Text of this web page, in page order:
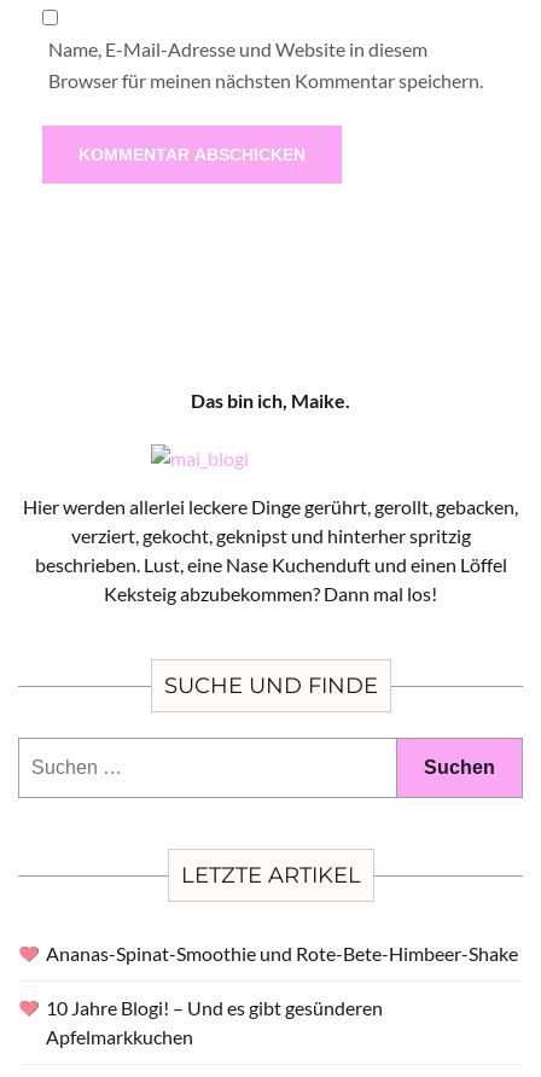
Name, E-Mail-Adresse und Website in diesem
Browser für meinen nächsten Kommentar speichern.
Das bin ich, Maike.
Hier werden allerlei leckere Dinge gerührt, gerollt, gebacken,
verziert, gekocht, geknipst und hinterher spritzig
beschrieben. Lust, eine Nase Kuchenduft und einen Löffel
Keksteig abzubekommen? Dann mal los!
SUCHE UND FINDE
LETZTE ARTIKEL
Ananas-Spinat-Smoothie und Rote-Bete-Himbeer-Shake
10 Jahre Blogi! – Und es gibt gesünderen
Apfelmarkkuchen